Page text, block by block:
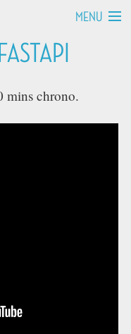
MENU
mins chrono.